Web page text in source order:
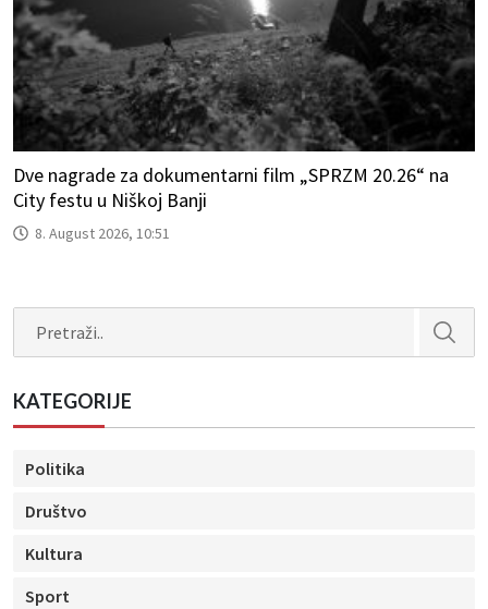
Dve nagrade za dokumentarni film „SPRZM 20.26“ na
City festu u Niškoj Banji
8. August 2026, 10:51
KATEGORIJE
Politika
Društvo
Kultura
Sport